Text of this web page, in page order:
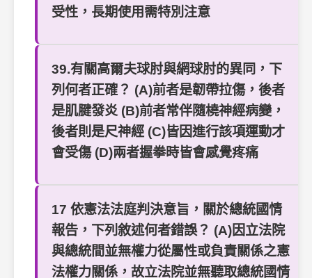
受性，長期使用需特別注意
39.有關高爾夫球肘與網球肘的異同，下
列何者正確？ (A)前者是韌帶拉傷，後者
是肌腱發炎 (B)前者常伴隨橈神經病變，
後者則是尺神經 (C)皆因進行該項運動才
會受傷 (D)兩者握拳時皆會感覺疼痛
17 依憲法法庭判決意旨，關於總統國情
報告，下列敘述何者錯誤？ (A)因立法院
與總統間並無權力從屬性或負責關係之憲
法權力關係，故立法院並無聽取總統國情